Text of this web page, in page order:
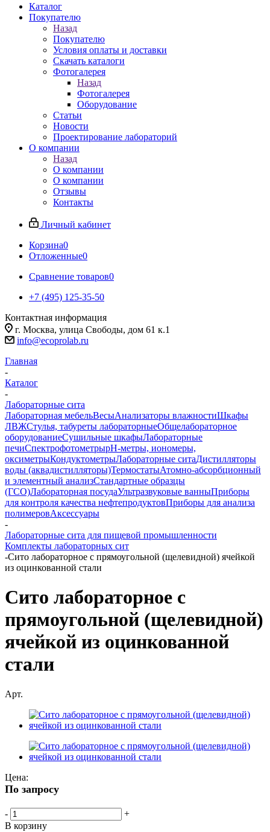
Каталог
Покупателю
Назад
Покупателю
Условия оплаты и доставки
Скачать каталоги
Фотогалерея
Назад
Фотогалерея
Оборудование
Статьи
Новости
Проектирование лабораторий
О компании
Назад
О компании
О компании
Отзывы
Контакты
Личный кабинет
Корзина0
Отложенные0
Сравнение товаров0
+7 (495) 125-35-50
Контактная информация
г. Москва, улица Свободы, дом 61 к.1
info@ecoprolab.ru
Главная
-
Каталог
-
Лабораторные сита
Лабораторная мебельВесыАнализаторы влажностиШкафы
ЛВЖСтулья, табуреты лабораторныеОбщелабораторное
оборудованиеСушильные шкафыЛабораторные
печиСпектрофотометрыpH-метры, иономеры,
оксиметрыКондуктометрыЛабораторные ситаДистилляторы
воды (аквадистилляторы)ТермостатыАтомно-абсорбционный
и элементный анализСтандартные образцы
(ГСО)Лабораторная посудаУльтразвуковые ванныПриборы
для контроля качества нефтепродуктовПриборы для анализа
полимеровАксессуары
-
Лабораторные сита для пищевой промышленности
Комплекты лабораторных сит
-Сито лабораторное с прямоугольной (щелевидной) ячейкой
из оцинкованной стали
Сито лабораторное с
прямоугольной (щелевидной)
ячейкой из оцинкованной
стали
Арт.
Цена:
По запросу
-
+
В корзину